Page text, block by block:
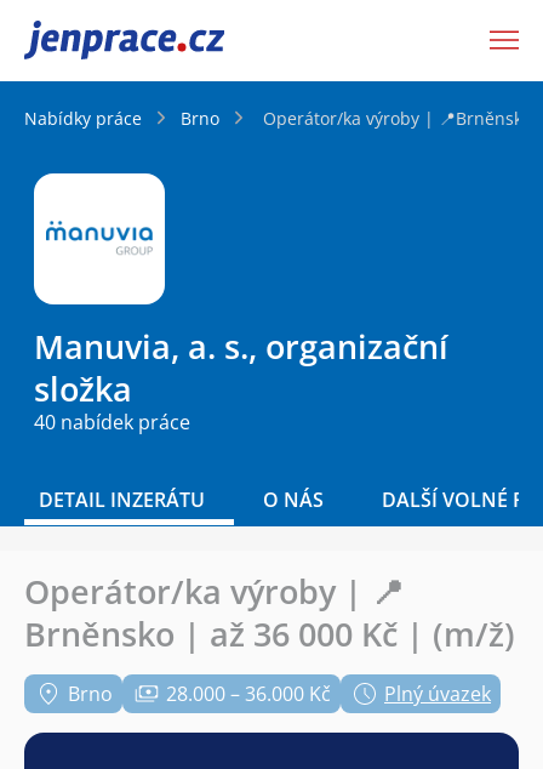
JenPráce.cz
Nabídky práce Brno Operátor/ka výroby | 📍Brněnsko
Manuvia, a. s., organizační
složka
40 nabídek práce
DETAIL INZERÁTU O NÁS DALŠÍ VOLNÉ
Operátor/ka výroby | 📍
Brněnsko | až 36 000 Kč | (m/ž)
Brno 28.000 – 36.000 Kč Plný úvazek